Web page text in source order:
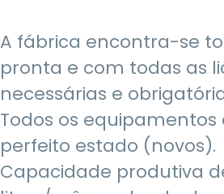
A fábrica encontra-se
pronta e com todas as
necessárias e
Todos os equipamentos
perfeito estado (novos).
Capacidade produtiva